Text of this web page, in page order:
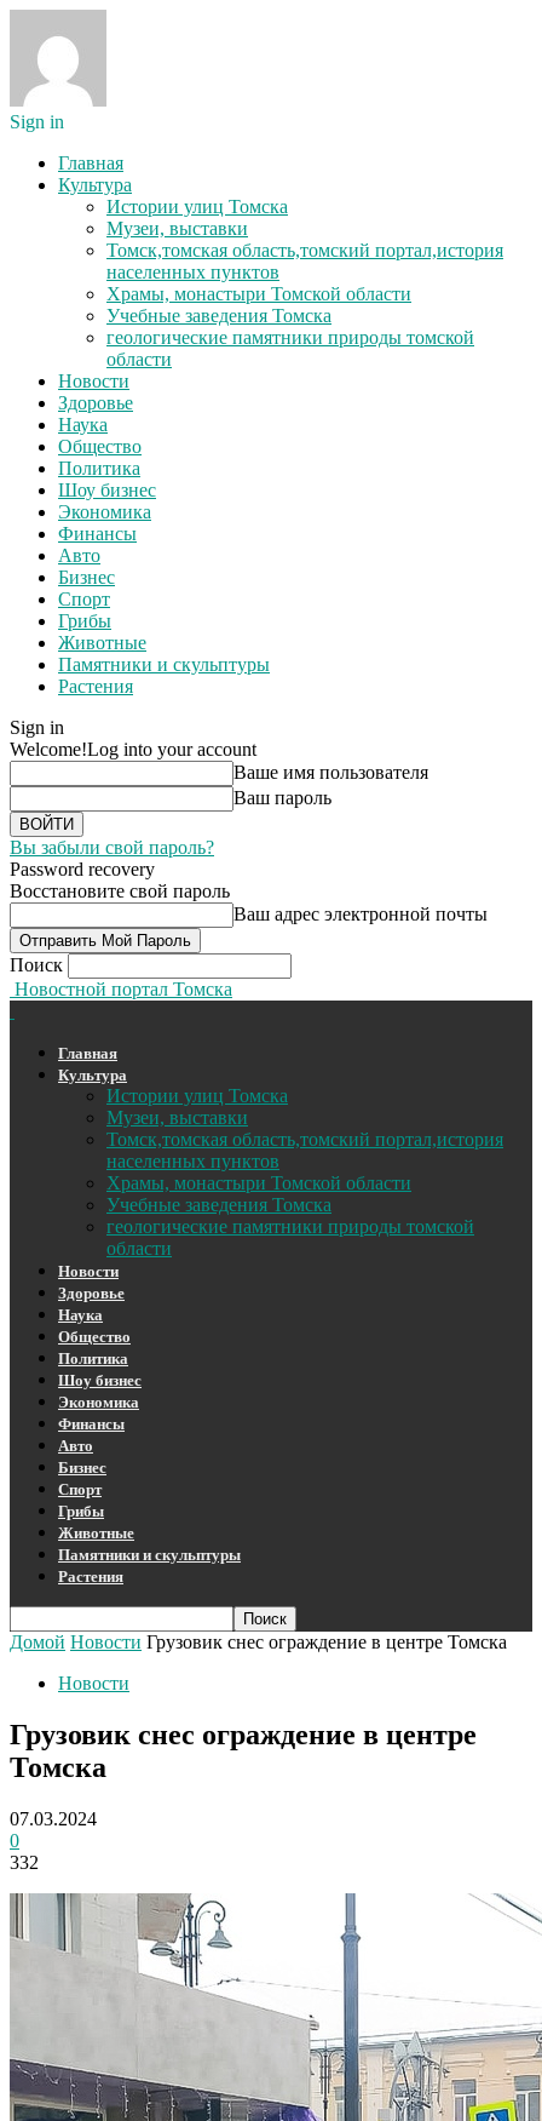
Sign in
Главная
Культура
Истории улиц Томска
Музеи, выставки
Томск,томская область,томский портал,история
населенных пунктов
Храмы, монастыри Томской области
Учебные заведения Томска
геологические памятники природы томской
области
Новости
Здоровье
Наука
Общество
Политика
Шоу бизнес
Экономика
Финансы
Авто
Бизнес
Спорт
Грибы
Животные
Памятники и скульптуры
Растения
Sign in
Welcome!Log into your account
Ваше имя пользователя
Ваш пароль
Вы забыли свой пароль?
Password recovery
Восстановите свой пароль
Ваш адрес электронной почты
Поиск
Новостной портал Томска
Главная
Культура
Истории улиц Томска
Музеи, выставки
Томск,томская область,томский портал,история
населенных пунктов
Храмы, монастыри Томской области
Учебные заведения Томска
геологические памятники природы томской
области
Новости
Здоровье
Наука
Общество
Политика
Шоу бизнес
Экономика
Финансы
Авто
Бизнес
Спорт
Грибы
Животные
Памятники и скульптуры
Растения
Домой Новости Грузовик снес ограждение в центре Томска
Новости
Грузовик снес ограждение в центре
Томска
07.03.2024
0
332